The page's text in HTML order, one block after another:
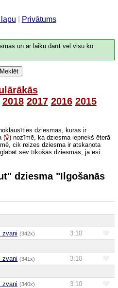
Privātums
un ar laiku darīt vēl visu ko
Meklēt
2018 2017 2016 2015
dziesmas, kuras ir
( ) nozīmē, ka dziesma iepriekš ēterā
cik reizes dziesma ir atskaņota
sev tīkošās dziesmas, ja esi
dziesma "Ilgošanās
zvani (342x)
3:10
zvani (341x)
3:10
zvani (340x)
3:10